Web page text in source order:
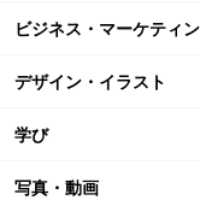
ビジネス・マーケティ
デザイン・イラスト
学び
写真・動画